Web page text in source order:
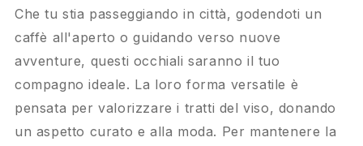
Che tu stia passeggiando in città, godendoti un
caffè all'aperto o guidando verso nuove
avventure, questi occhiali saranno il tuo
compagno ideale. La loro forma versatile è
pensata per valorizzare i tratti del viso, donando
un aspetto curato e alla moda. Per mantenere la